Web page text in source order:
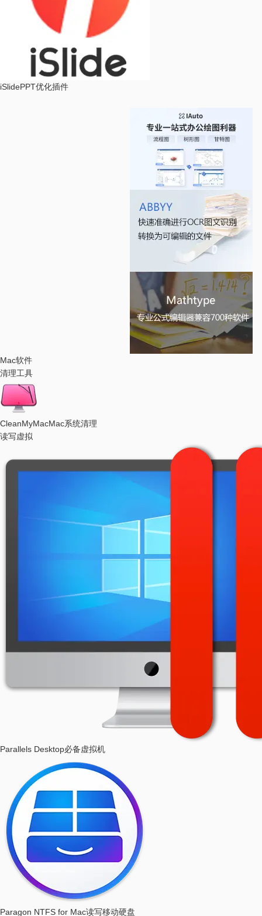
iSlidePPT优化插件
Mac软件
清理工具
CleanMyMacMac系统清理
读写虚拟
Parallels Desktop必备虚拟机
Paragon NTFS for Mac读写移动硬盘